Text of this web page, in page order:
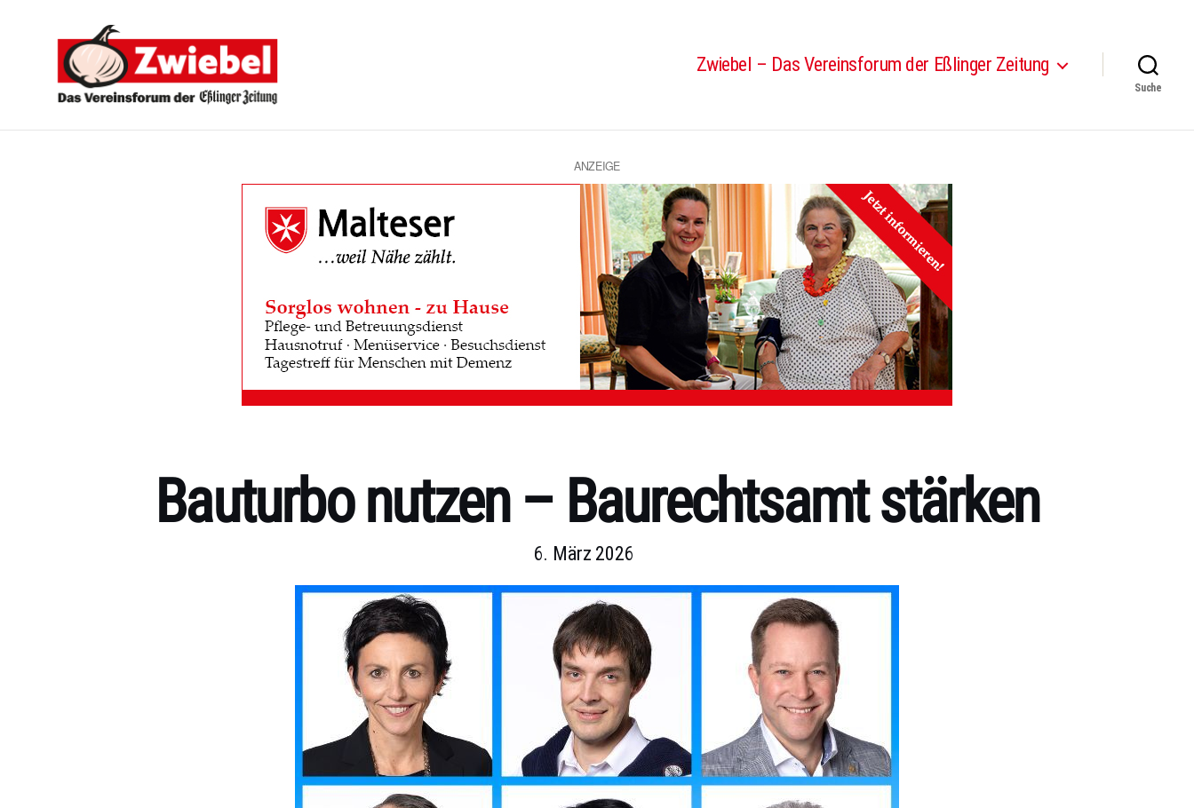
-
Zwiebel – Das Vereinsforum der Eßlinger Zeitung
Suche
ANZEIGE
Kategorien
Bauturbo nutzen – Baurechtsamt stärken
6. März 2026